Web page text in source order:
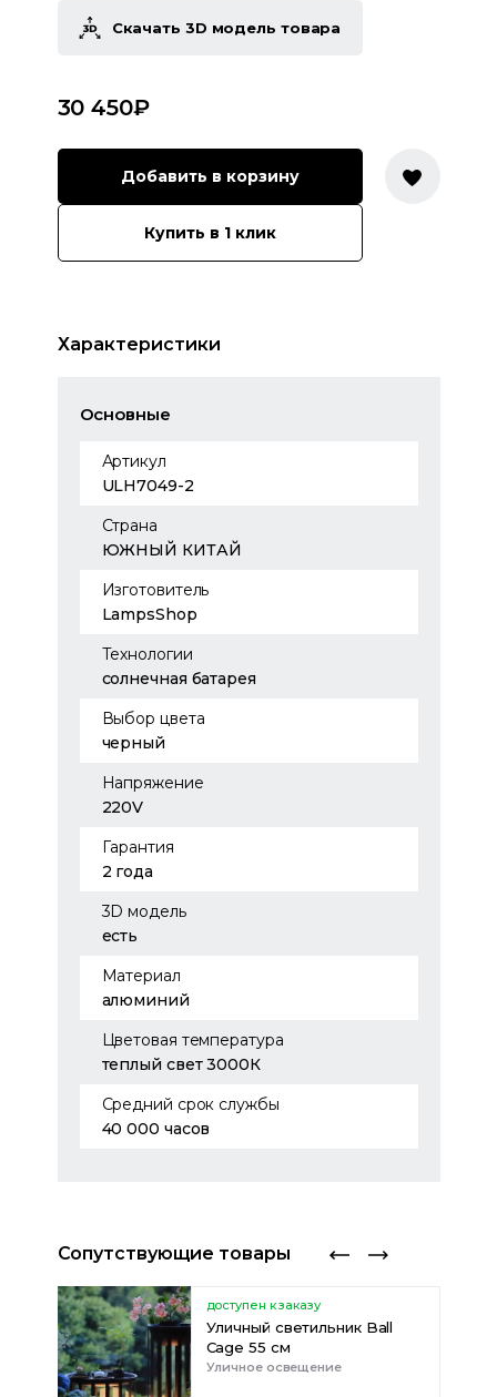
Скачать 3D модель товара
30 450₽
Добавить в корзину
Купить в 1 клик
Характеристики
Основные
Артикул
ULH7049-2
Страна
ЮЖНЫЙ КИТАЙ
Изготовитель
LampsShop
Технологии
солнечная батарея
Выбор цвета
черный
Напряжение
220V
Гарантия
2 года
3D модель
есть
Материал
алюминий
Цветовая температура
теплый свет 3000К
Средний срок службы
40 000 часов
Сопутствующие товары
доступен к заказу
Уличный светильник Ball
Cage 55 см
Уличное освещение